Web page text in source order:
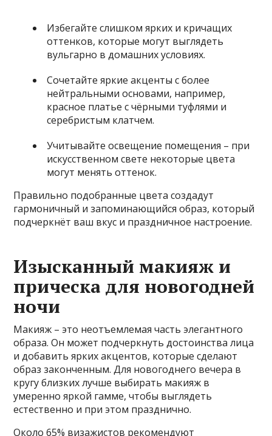
Избегайте слишком ярких и кричащих
оттенков, которые могут выглядеть
вульгарно в домашних условиях.
Сочетайте яркие акценты с более
нейтральными основами, например,
красное платье с чёрными туфлями и
серебристым клатчем.
Учитывайте освещение помещения – при
искусственном свете некоторые цвета
могут менять оттенок.
Правильно подобранные цвета создадут
гармоничный и запоминающийся образ, который
подчеркнёт ваш вкус и праздничное настроение.
Изысканный макияж и
прическа для новогодней
ночи
Макияж – это неотъемлемая часть элегантного
образа. Он может подчеркнуть достоинства лица
и добавить ярких акцентов, которые сделают
образ законченным. Для новогоднего вечера в
кругу близких лучше выбирать макияж в
умеренно яркой гамме, чтобы выглядеть
естественно и при этом празднично.
Около 65% визажистов рекомендуют